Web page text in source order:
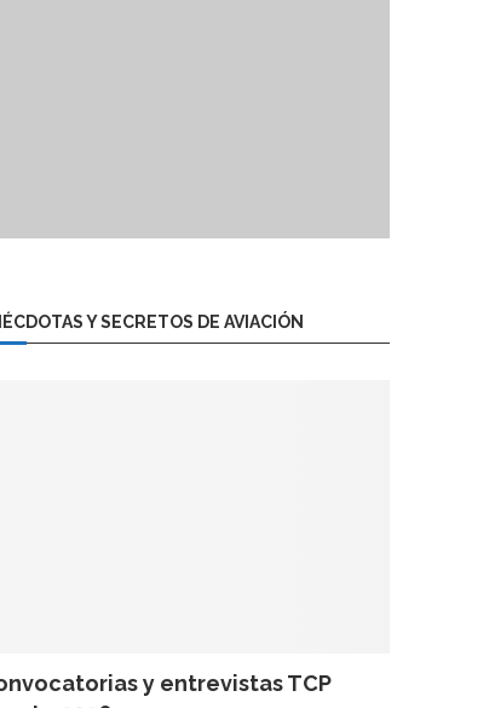
Y SECRETOS DE AVIACIÓN
y entrevistas TCP